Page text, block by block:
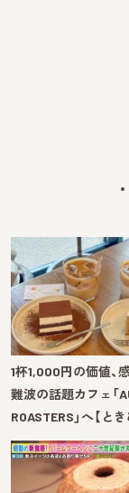
1杯1,000円の価値、
難波の話題カフェ「
ROASTERS」へ【と